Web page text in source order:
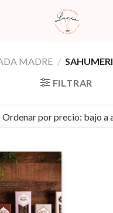
MADRE /
FILTRAR